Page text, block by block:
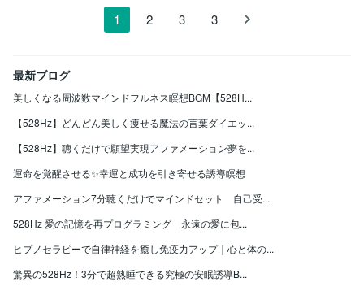
1 2 3 3
最新ブログ
美しくなる周波数マインドフルネス瞑想BGM【528H...
【528Hz】どんどん美しく痩せる魔法の言葉ダイエッ...
【528Hz】聴くだけで願望実現アファメーション夢を...
運命を覚醒させる✨幸運と成功を引き寄せる誘導瞑想
アファメーション7分聴くだけでマインドセット 自己受...
528Hz 愛の記憶を再プログラミング 永遠の愛に包...
ヒプノセラピーで自律神経を癒し免疫力アップ｜心と体の...
驚異の528Hz！3分で超熟睡できる究極の安眠誘導B...